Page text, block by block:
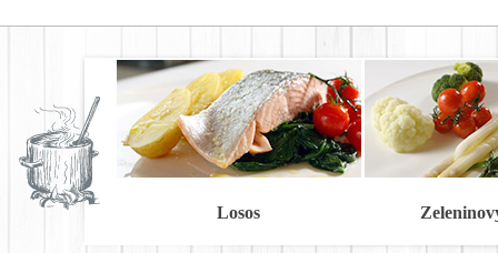
Losos